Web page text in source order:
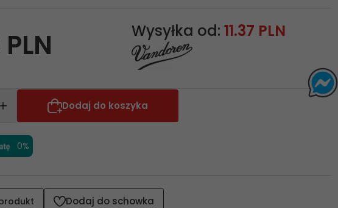
PLN Wysyłka od: 11.37 PLN
Dodaj do koszyka
0%
Dodaj do schowka